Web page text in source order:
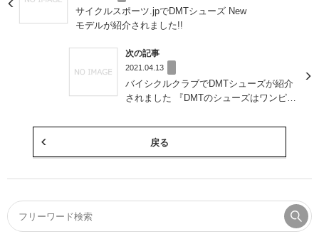
サイクルスポーツ.jpでDMTシューズ New
モデルが紹介されました!!
次の記事
2021.04.13
バイシクルクラブでDMTシューズが紹介
されました 『DMTのシューズはワンピー
戻る